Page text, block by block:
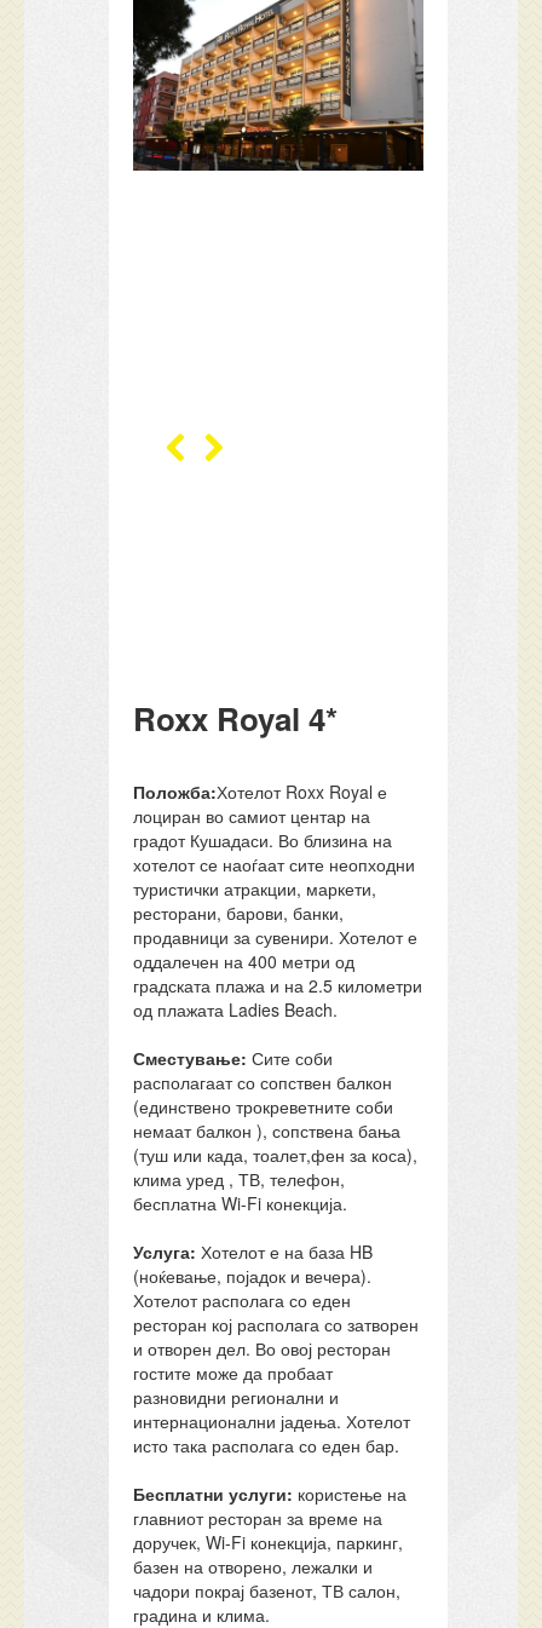
Roxx Royal 4*
Положба:Хотелот Roxx Royal е
лоциран во самиот центар на
градот Кушадаси. Во близина на
хотелот се наоѓаат сите неопходни
туристички атракции, маркети,
ресторани, барови, банки,
продавници за сувенири. Хотелот е
оддалечен на 400 метри од
градската плажа и на 2.5 километри
од плажата Ladies Beach.
Сместување:Сите соби
располагаат со сопствен балкон
(единствено трокреветните соби
немаат балкон ), сопствена бања
(туш или када, тоалет,фен за коса),
клима уред , ТВ, телефон,
бесплатна Wi-Fi конекција.
Услуга:Хотелот е на база HB
(ноќевање, појадок и вечера).
Хотелот располага со еден
ресторан кој располага со затворен
и отворен дел. Во овој ресторан
гостите може да пробаат
разновидни регионални и
интернационални јадења. Хотелот
исто така располага со еден бар.
Бесплатни услуги: користење на
главниот ресторан за време на
доручек, Wi-Fi конекција, паркинг,
базен на отворено, лежалки и
чадори покрај базенот, ТВ салон,
градина и клима.